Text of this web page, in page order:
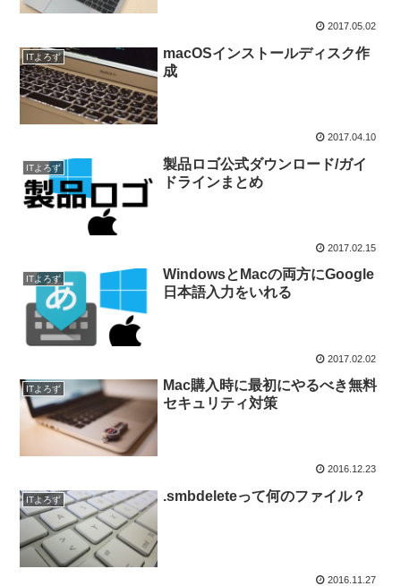
2017.05.02
ITよろず
macOSインストールディスク作
成
2017.04.10
ITよろず
製品ロゴ公式ダウンロード/ガイ
ドラインまとめ
2017.02.15
ITよろず
WindowsとMacの両方にGoogle
日本語入力をいれる
2017.02.02
ITよろず
Mac購入時に最初にやるべき無料
セキュリティ対策
2016.12.23
ITよろず .smbdeleteって何のファイル？
2016.11.27